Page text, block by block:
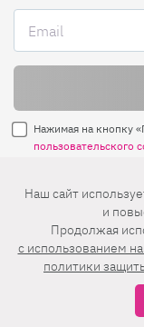
Нажимая на кнопку
пользовательского
Нашли
© 2026 АО
127018, Москва,
Наш сайт
и
Продолжая
c использованием
политики